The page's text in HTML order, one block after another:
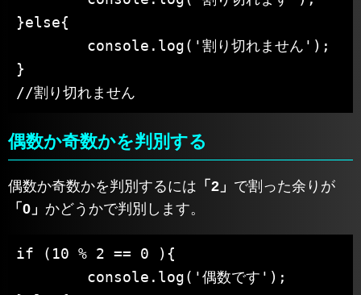
}else{
}
//割り切れません
偶数か奇数かを判別する
偶数か奇数かを判別するには 「2」 で割った余りが
「0」 かどうかで判別します。
if (10 % 2 == 0 ){